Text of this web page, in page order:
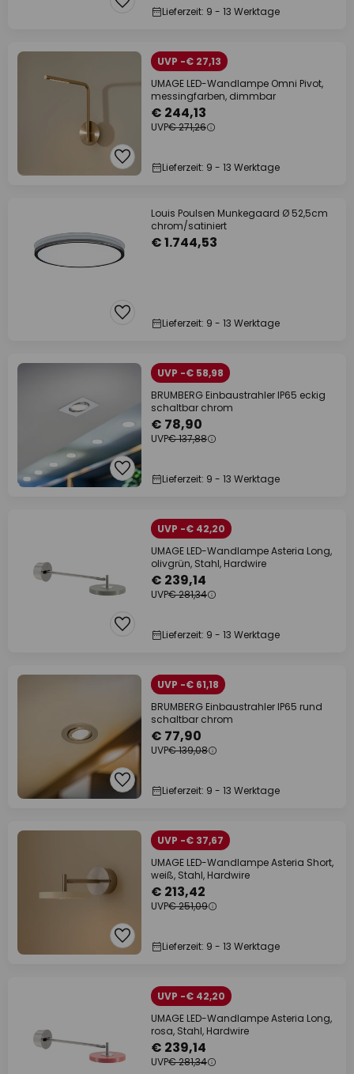
Lieferzeit: 9 - 13 Werktage
UVP -€ 27,13
UMAGE LED-Wandlampe Omni Pivot,
messingfarben, dimmbar
€ 244,13
UVP€ 271,26
Lieferzeit: 9 - 13 Werktage
Louis Poulsen Munkegaard Ø 52,5cm
chrom/satiniert
€ 1.744,53
Lieferzeit: 9 - 13 Werktage
UVP -€ 58,98
BRUMBERG Einbaustrahler IP65 eckig
schaltbar chrom
€ 78,90
UVP€ 137,88
Lieferzeit: 9 - 13 Werktage
UVP -€ 42,20
UMAGE LED-Wandlampe Asteria Long,
olivgrün, Stahl, Hardwire
€ 239,14
UVP€ 281,34
Lieferzeit: 9 - 13 Werktage
UVP -€ 61,18
BRUMBERG Einbaustrahler IP65 rund
schaltbar chrom
€ 77,90
UVP€ 139,08
Lieferzeit: 9 - 13 Werktage
UVP -€ 37,67
UMAGE LED-Wandlampe Asteria Short,
weiß, Stahl, Hardwire
€ 213,42
UVP€ 251,09
Lieferzeit: 9 - 13 Werktage
UVP -€ 42,20
UMAGE LED-Wandlampe Asteria Long,
rosa, Stahl, Hardwire
€ 239,14
UVP€ 281,34